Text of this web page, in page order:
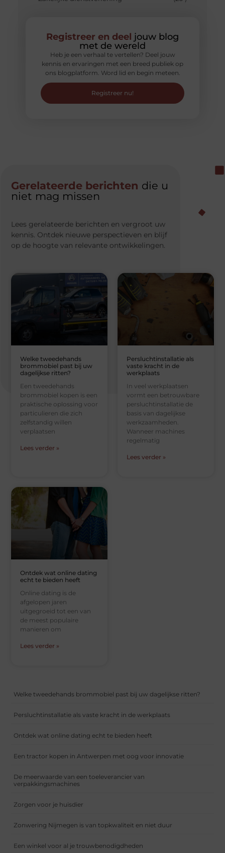
Registreer en deel jouw blog
met de wereld
Heb je een verhaal te vertellen? Deel jouw
kennis en ervaringen met een breed publiek op
ons blogplatform. Word lid en begin meteen.
Registreer nu!
Gerelateerde berichten die u
niet mag missen
Lees gerelateerde berichten en vergroot uw
kennis. Ontdek nieuwe perspectieven en blijf
op de hoogte van relevante ontwikkelingen.
Welke tweedehands
brommobiel past bij uw
dagelijkse ritten?
Een tweedehands
brommobiel kopen is een
praktische oplossing voor
particulieren die zich
zelfstandig willen
verplaatsen
Lees verder »
Persluchtinstallatie als
vaste kracht in de
werkplaats
In veel werkplaatsen
vormt een betrouwbare
persluchtinstallatie de
basis van dagelijkse
werkzaamheden.
Wanneer machines
regelmatig
Lees verder »
Ontdek wat online dating
echt te bieden heeft
Online dating is de
afgelopen jaren
uitgegroeid tot een van
de meest populaire
manieren om
Lees verder »
Welke tweedehands brommobiel past bij uw dagelijkse ritten?
Persluchtinstallatie als vaste kracht in de werkplaats
Ontdek wat online dating echt te bieden heeft
Een tractor kopen in Antwerpen met oog voor innovatie
De meerwaarde van een toeleverancier van
verpakkingsmachines
Zorgen voor je huisdier
Zonwering Nijmegen is van topkwaliteit en niet duur
Een winkel voor al je trouwbenodigdheden